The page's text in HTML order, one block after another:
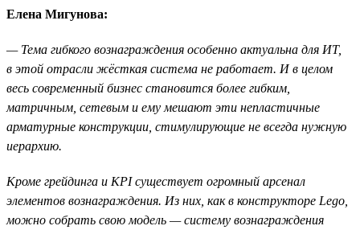
Елена Мигунова:
— Тема гибкого вознаграждения особенно актуальна для ИТ,
в этой отрасли жёсткая система не работает. И в целом
весь современный бизнес становится более гибким,
матричным, сетевым и ему мешают эти непластичные
арматурные конструкции, стимулирующие не всегда нужную
иерархию.
Кроме грейдинга и KPI существует огромный арсенал
элементов вознаграждения. Из них, как в конструкторе Lego,
можно собрать свою модель — систему вознаграждения